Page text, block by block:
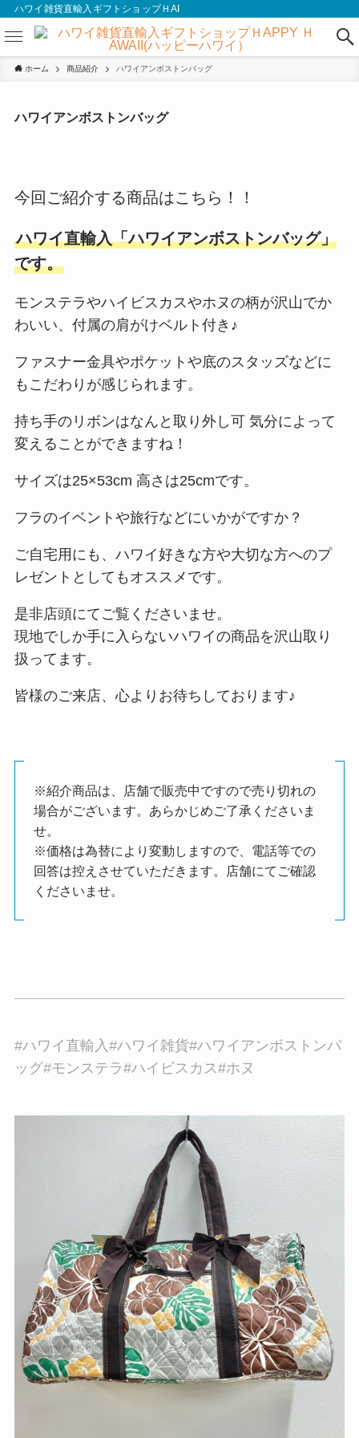
ハワイ雑貨直輸入ギフトショップＨAPPY ＨAWAII(ハッピーハワイ）
ホーム 商品紹介 ハワイアンボストンバッグ
ハワイアンボストンバッグ
今回ご紹介する商品はこちら！！
ハワイ直輸入「ハワイアンボストンバッグ」
です。
モンステラやハイビスカスやホヌの柄が沢山でか
わいい、付属の肩がけベルト付き♪
ファスナー金具やポケットや底のスタッズなどに
もこだわりが感じられます。
持ち手のリボンはなんと取り外し可 気分によって
変えることができますね！
サイズは25×53cm 高さは25cmです。
フラのイベントや旅行などにいかがですか？
ご自宅用にも、ハワイ好きな方や大切な方へのプ
レゼントとしてもオススメです。
是非店頭にてご覧くださいませ。
現地でしか手に入らないハワイの商品を沢山取り
扱ってます。
皆様のご来店、心よりお待ちしております♪
※紹介商品は、店舗で販売中ですので売り切れの
場合がございます。あらかじめご了承くださいま
せ。
※価格は為替により変動しますので、電話等での
回答は控えさせていただきます。店舗にてご確認
くださいませ。
#ハワイ直輸入#ハワイ雑貨#ハワイアンボストンバ
ッグ#モンステラ#ハイビスカス#ホヌ